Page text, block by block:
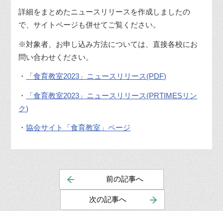
詳細をまとめたニュースリリースを作成しましたの
で、サイトページも併せてご覧ください。
※対象者、お申し込み方法については、直接各校にお
問い合わせください。
・ 「食育教室2023」ニュースリリース(PDF)
・
「食育教室2023」ニュースリリース(PRTIMESリン
ク)
・協会サイト「食育教室」ページ
前の記事へ
次の記事へ